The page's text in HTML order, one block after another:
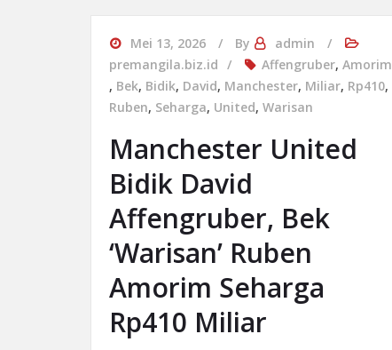
Mei 13, 2026 By
admin
premangila.biz.id
Affengruber, Amorim
, Bek, Bidik, David, Manchester, Miliar, Rp410,
Ruben, Seharga, United, Warisan
Manchester United
Bidik David
Affengruber, Bek
‘Warisan’ Ruben
Amorim Seharga
Rp410 Miliar